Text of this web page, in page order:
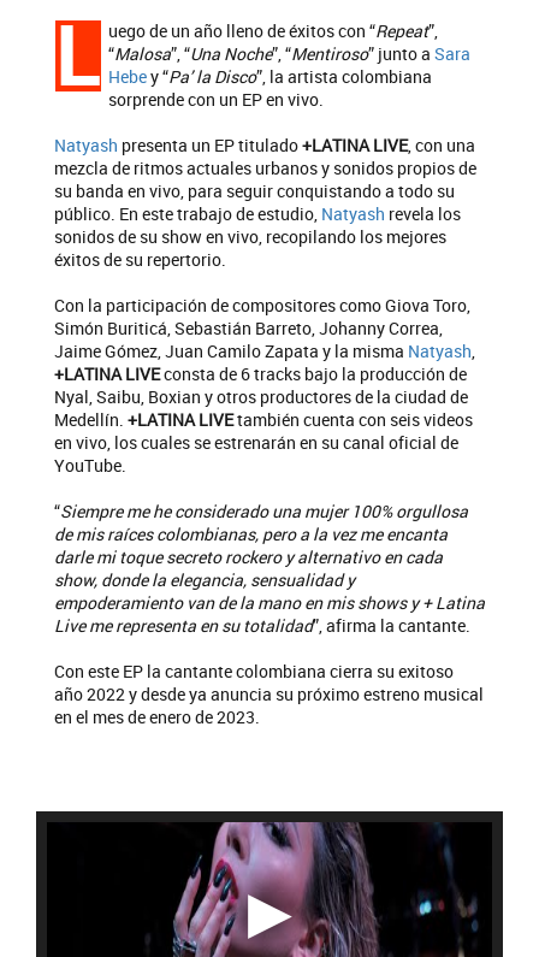
L uego de un año lleno de éxitos con “Repeat”,
“Malosa”, “Una Noche”, “Mentiroso” junto a Sara
Hebey “Pa’ la Disco”, la artista colombiana
sorprende con un EP en vivo.
Natyash presenta un EP titulado+LATINA LIVE, con una
mezcla de ritmos actuales urbanos y sonidos propios de
su banda en vivo, para seguir conquistando a todo su
público. En este trabajo de estudio, Natyash revela los
sonidos de su show en vivo, recopilando los mejores
éxitos de su repertorio.
Con la participación de compositores como Giova Toro,
Simón Buriticá, Sebastián Barreto, Johanny Correa,
Jaime Gómez, Juan Camilo Zapata y la misma Natyash,
+LATINA LIVEconsta de 6 tracks bajo la producción de
Nyal, Saibu, Boxian y otros productores de la ciudad de
Medellín. +LATINA LIVEtambién cuenta con seis videos
en vivo, los cuales se estrenarán en su canal oficial de
YouTube.
“Siempre me he considerado una mujer 100% orgullosa
de mis raíces colombianas, pero a la vez me encanta
darle mi toque secreto rockero y alternativo en cada
show, donde la elegancia, sensualidad y
empoderamiento van de la mano en mis shows y + Latina
Live me representa en su totalidad”, afirma la cantante.
Con este EP la cantante colombiana cierra su exitoso
año 2022 y desde ya anuncia su próximo estreno musical
en el mes de enero de 2023.